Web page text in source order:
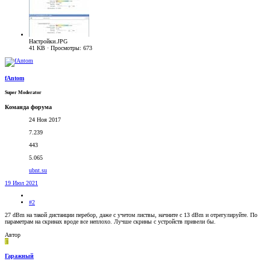
Настройки.JPG
41 KB · Просмотры: 673
fAntom
Super Moderator
Команда форума
24 Ноя 2017
7.239
443
5.065
ubnt.su
19 Июл 2021
#2
27 dBm на такой дистанции перебор, даже с учетом листвы, начните с 13 dBm и отрегулируйте. По
параметрам на скринах вроде все неплохо. Лучше скрины с устройств привели бы.
Автор
Г
Гаражный